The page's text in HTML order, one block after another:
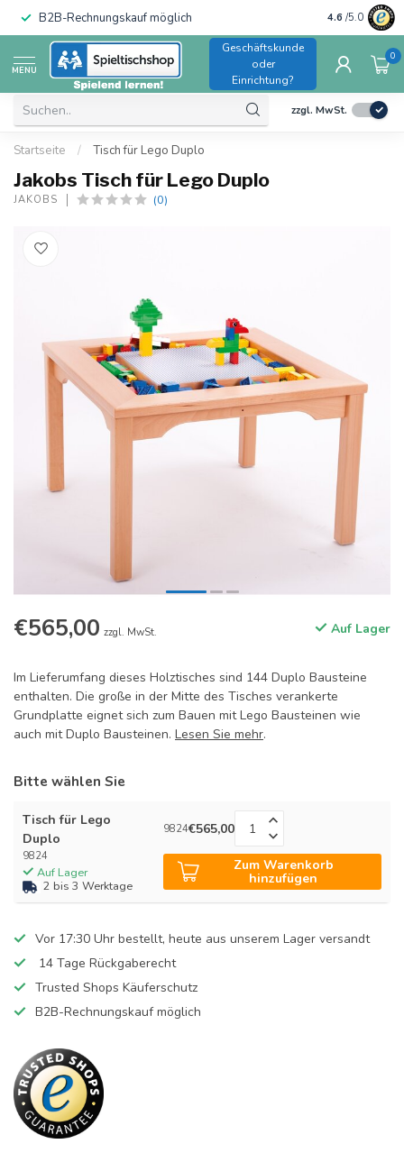
B2B-Rechnungskauf möglich 4.6 /5.0
MENU
Geschäftskunde
oder
Einrichtung?
0
zzgl. MwSt.
Startseite / Tisch für Lego Duplo
Jakobs Tisch für Lego Duplo
JAKOBS (0)
€565,00 zzgl. MwSt. Auf Lager
Im Lieferumfang dieses Holztisches sind 144 Duplo Bausteine
enthalten. Die große in der Mitte des Tisches verankerte
Grundplatte eignet sich zum Bauen mit Lego Bausteinen wie
auch mit Duplo Bausteinen. Lesen Sie mehr.
Bitte wählen Sie
Tisch für Lego
Duplo
9824
Auf Lager
2 bis 3 Werktage
9824€565,00
Zum Warenkorb
hinzufügen
Vor 17:30 Uhr bestellt, heute aus unserem Lager versandt
14 Tage Rückgaberecht
Trusted Shops Käuferschutz
B2B-Rechnungskauf möglich